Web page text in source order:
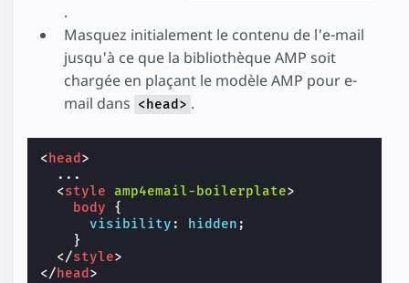
.
Masquez initialement le contenu de l'e-mail
jusqu'à ce que la bibliothèque AMP soit
chargée en plaçant le modèle AMP pour e-
mail dans <head> .
< head >
  ...
<style amp4email-boilerplate>
body
{
visibility : hidden ;
}
</style>
</ head >